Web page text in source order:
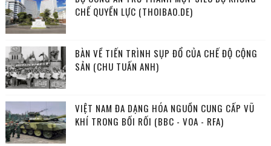
CHẾ QUYỀN LỰC (THOIBAO.DE)
BÀN VỀ TIẾN TRÌNH SỤP ĐỔ CỦA CHẾ ĐỘ CỘNG
SẢN (CHU TUẤN ANH)
VIỆT NAM ĐA DẠNG HÓA NGUỒN CUNG CẤP VŨ
KHÍ TRONG BỐI RỐI (BBC - VOA - RFA)